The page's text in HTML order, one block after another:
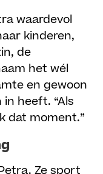
waardevol
kinderen,
de
het wél
en gewoon
heeft. “Als
dat moment.”
Ze sport